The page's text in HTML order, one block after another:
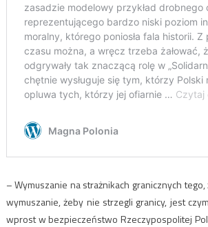
– Wymuszanie na strażnikach granicznych
wymuszanie, żeby nie strzegli granicy, jest
wprost w bezpieczeństwo Rzeczypospolitej